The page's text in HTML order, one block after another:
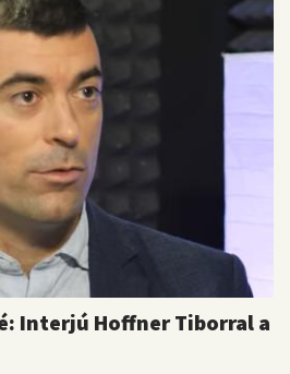
Interjú Hoffner Tiborral a